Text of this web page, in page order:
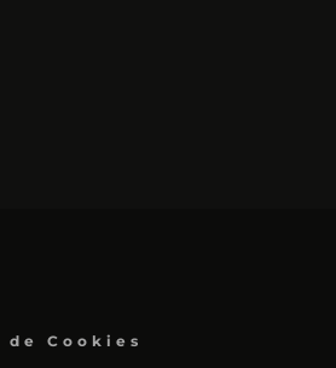
Cookies